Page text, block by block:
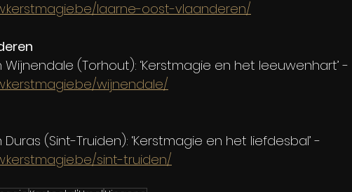
laarne-oost-vlaanderen/
(Torhout): ‘Kerstmagie en het leeuwenhart’ -
wijnendale/
(Sint-Truiden): ‘Kerstmagie en het liefdesbal’ -
sint-truiden/